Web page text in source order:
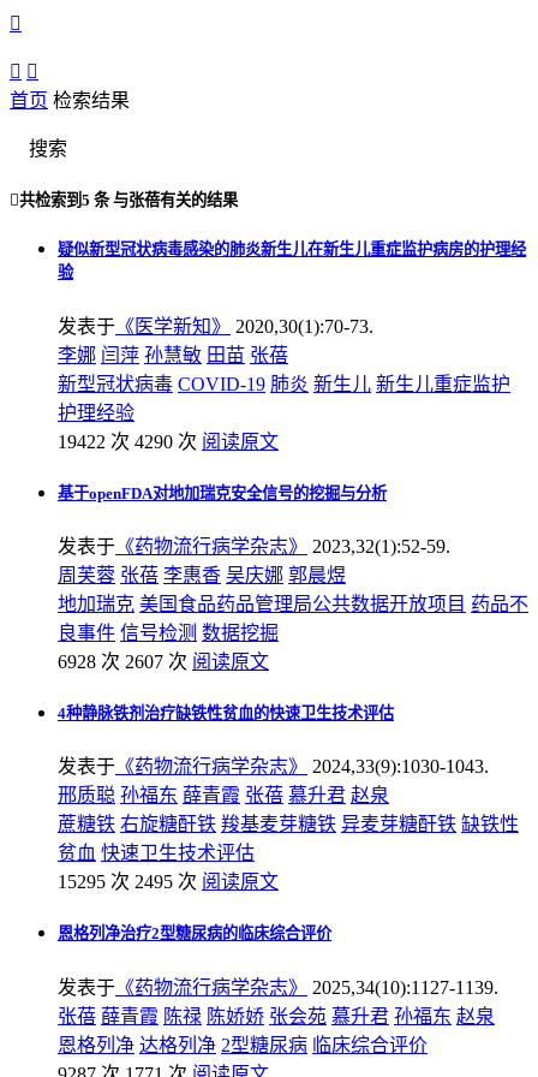

 
首页 检索结果
搜索
共检索到 5 条与张蓓有关的结果
疑似新型冠状病毒感染的肺炎新生儿在新生儿重症监护病房的护理经
验
发表于 《医学新知》
2020,30(1):70-73.
李娜 闫萍 孙慧敏 田苗 张蓓
新型冠状病毒 COVID-19 肺炎 新生儿 新生儿重症监护
护理经验
19422 次 4290 次 阅读原文
基于openFDA对地加瑞克安全信号的挖掘与分析
发表于 《药物流行病学杂志》
2023,32(1):52-59.
周芙蓉 张蓓 李惠香 吴庆娜 郭晨煜
地加瑞克 美国食品药品管理局公共数据开放项目 药品不
良事件 信号检测 数据挖掘
6928 次 2607 次 阅读原文
4种静脉铁剂治疗缺铁性贫血的快速卫生技术评估
发表于 《药物流行病学杂志》
2024,33(9):1030-1043.
邢质聪 孙福东 薛青霞 张蓓 慕升君 赵泉
蔗糖铁 右旋糖酐铁 羧基麦芽糖铁 异麦芽糖酐铁 缺铁性
贫血 快速卫生技术评估
15295 次 2495 次 阅读原文
恩格列净治疗2型糖尿病的临床综合评价
发表于 《药物流行病学杂志》
2025,34(10):1127-1139.
张蓓 薛青霞 陈禄 陈娇娇 张会苑 慕升君 孙福东 赵泉
恩格列净 达格列净 2型糖尿病 临床综合评价